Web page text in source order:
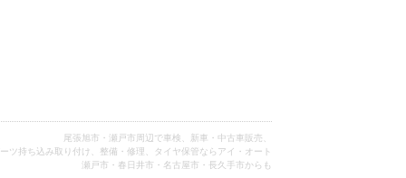
尾張旭市・瀬戸市周辺で車検、新車・中古車販売、
ツ持ち込み取り付け、整備・修理、タイヤ保管ならアイ・オート
瀬戸市・春日井市・名古屋市・長久手市からも